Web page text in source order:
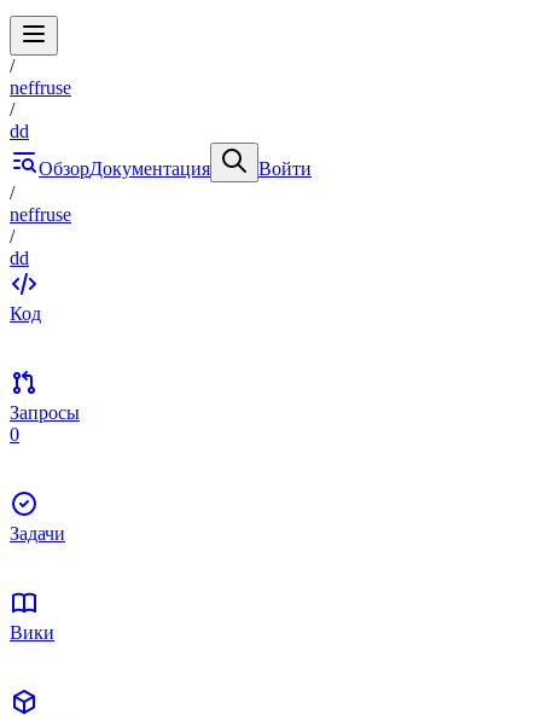
/
neffruse
/
dd
ОбзорДокументация
Войти
/
neffruse
/
dd
Код
Запросы
0
Задачи
Вики